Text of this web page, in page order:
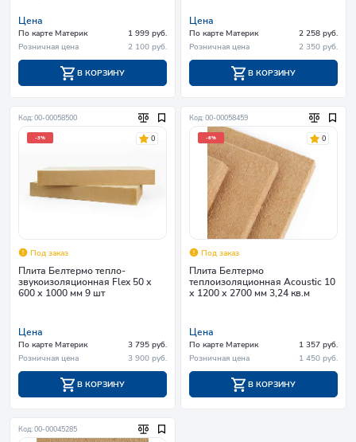
Цена
По карте Материк
1 999 руб.
Розничная цена
2 100 руб.
В КОРЗИНУ
Цена
По карте Материк
2 258 руб.
Розничная цена
2 350 руб.
В КОРЗИНУ
Код: 00-00058500
-3% 0
Под заказ
Плита Белтермо тепло-
звукоизоляционная Flex 50 х
600 х 1000 мм 9 шт
Цена
По карте Материк
3 795 руб.
Розничная цена
3 900 руб.
В КОРЗИНУ
Код: 00-00058459
-6% 0
Под заказ
Плита Белтермо
теплоизоляционная Acoustic 10
х 1200 х 2700 мм 3,24 кв.м
Цена
По карте Материк
1 357 руб.
Розничная цена
1 450 руб.
В КОРЗИНУ
Код: 00-00045285